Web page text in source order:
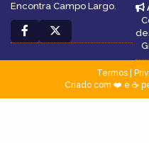
Encontra Campo Largo.
Termos|
Criado com ❤️ e ☕